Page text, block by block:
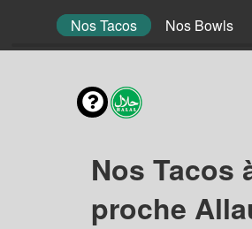
Nos Tacos Nos Bowls
Nos Tacos
proche